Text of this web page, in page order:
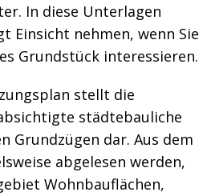
In diese Unterlagen
Einsicht nehmen, wenn Sie
Grundstück interessieren.
stellt die
städtebauliche
Grundzügen dar. Aus dem
abgelesen werden,
Wohnbauflächen,